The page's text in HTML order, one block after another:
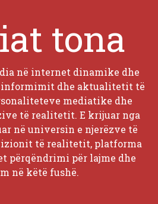
tona
në internet dinamike dhe
informimit dhe aktualitetit të
mediatike dhe
të realitetit. E krijuar nga
në universin e njerëzve të
të realitetit, platforma
përqëndrimi për lajme dhe
në këtë fushë.